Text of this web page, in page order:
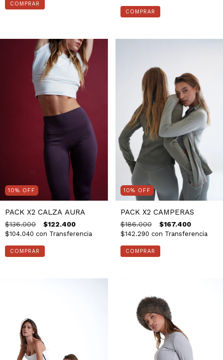
10% OFF
PACK X2 CALZA AURA
$136.000 $122.400
$104.040 con Transferencia
10% OFF
PACK X2 CAMPERAS
$186.000 $167.400
$142.290 con Transferencia